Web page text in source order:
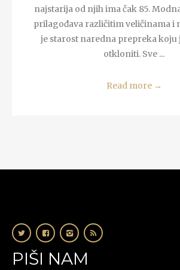
najstarija od njih ima čak 85.
prilagođava različitim veličinama i
je starost naredna prepreka koju
otkloniti. Sve ...
Read more →
PIŠI NAM